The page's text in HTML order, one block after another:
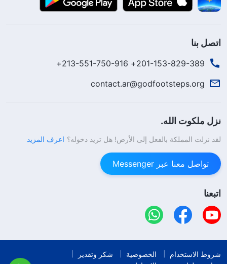
اتصل بنا
201-153-829-389+ 213-551-750-916+
contact.ar@godfootsteps.org
نزل ملكوت الله.
لقد نزلت المملكة بالفعل إلى الأرض! هل تريد دخوله؟ اعرف المزيد
تواصل معنا عبر Messenger
اتبعنا
شروط الاستخدام الخصوصية
شكر وتقدير